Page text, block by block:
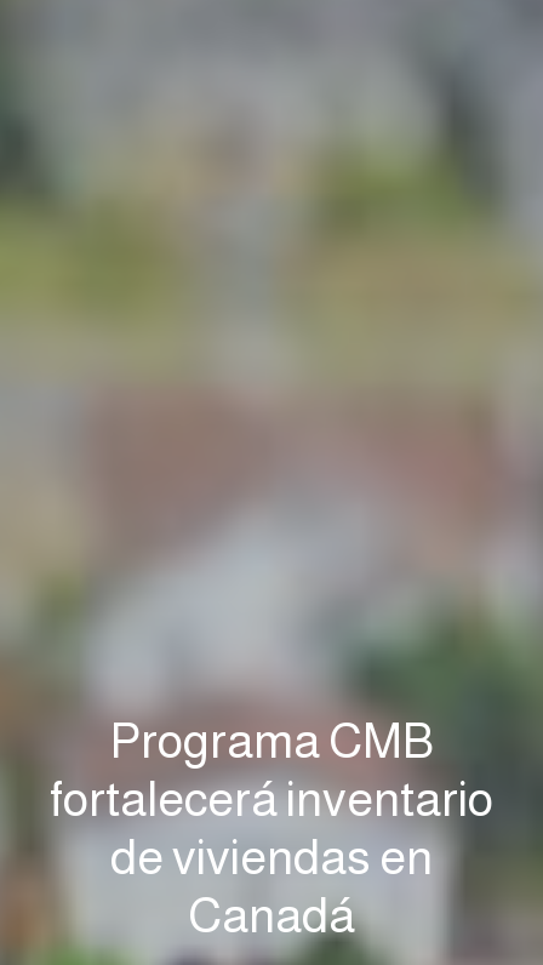
Programa CMB
fortalecerá inventario
de viviendas en
Canadá